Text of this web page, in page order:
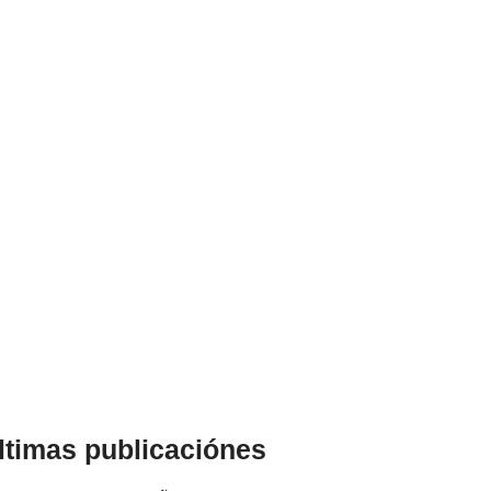
publicaciónes